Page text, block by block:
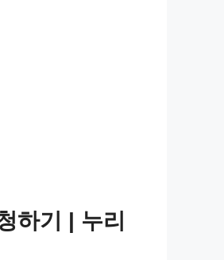
하기 | 누리